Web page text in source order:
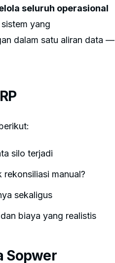
seluruh operasional
yang
dalam satu aliran data —
silo terjadi
manual?
sekaligus
biaya yang realistis
Sopwer